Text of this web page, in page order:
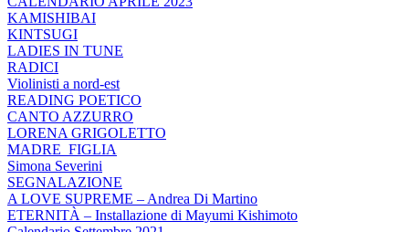
KAMISHIBAI
KINTSUGI
LADIES IN TUNE
RADICI
Violinisti a nord-est
READING POETICO
CANTO AZZURRO
LORENA GRIGOLETTO
MADRE_FIGLIA
Simona Severini
SEGNALAZIONE
A LOVE SUPREME – Andrea Di Martino
ETERNITÀ – Installazione di Mayumi Kishimoto